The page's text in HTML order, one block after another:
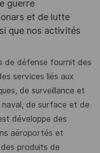
guerre
et de lutte
que nos activités
de défense fournit des
services liés aux
de surveillance et
de surface et de
développe des
aéroportés et
produits de